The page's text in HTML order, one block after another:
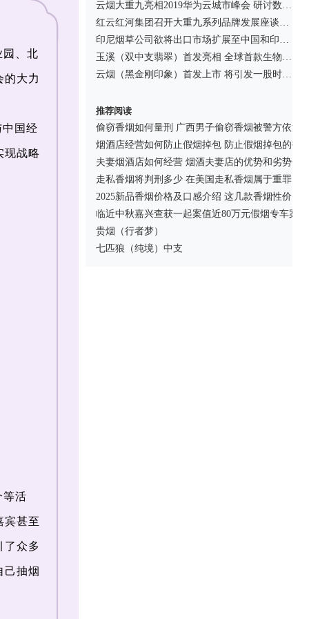
园、北
的大力
国经
现战略
等活
宾甚至
了众多
己抽烟
云烟大重九亮相2019华为云城市峰会 研讨数字经济发展
红云红河集团召开大重九系列品牌发展座谈会！
印尼烟草公司欲将出口市场扩展至中国和印度！
玉溪（双中支翡翠）首发亮相 全球首款生物调香生态卷烟
云烟（黑金刚印象）首发上市 将引发一股时尚风
推荐阅读
偷窃香烟如何量刑 广西男子偷窃香烟被警方依法
烟酒店经营如何防止假烟掉包 防止假烟掉包的技
夫妻烟酒店如何经营 烟酒夫妻店的优势和劣势分
走私香烟将判刑多少 在美国走私香烟属于重罪！
2025新品香烟价格及口感介绍 这几款香烟性价比
临近中秋嘉兴查获一起案值近80万元假烟专车案
贵烟（行者梦）
七匹狼（纯境）中支